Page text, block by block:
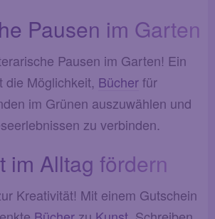
Pausen im Garten
Pausen im Garten! Ein
die Möglichkeit, Bücherfür
im Grünen auszuwählen und
zu verbinden.
im Alltag fördern
Kreativität! Mit einem Gutschein